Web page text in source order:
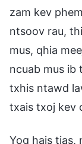
zam kev
ntsoov rau,
mus, qhia
ncuab mus ib
txhis ntawd
txais txoj kev
Yog hais tias,